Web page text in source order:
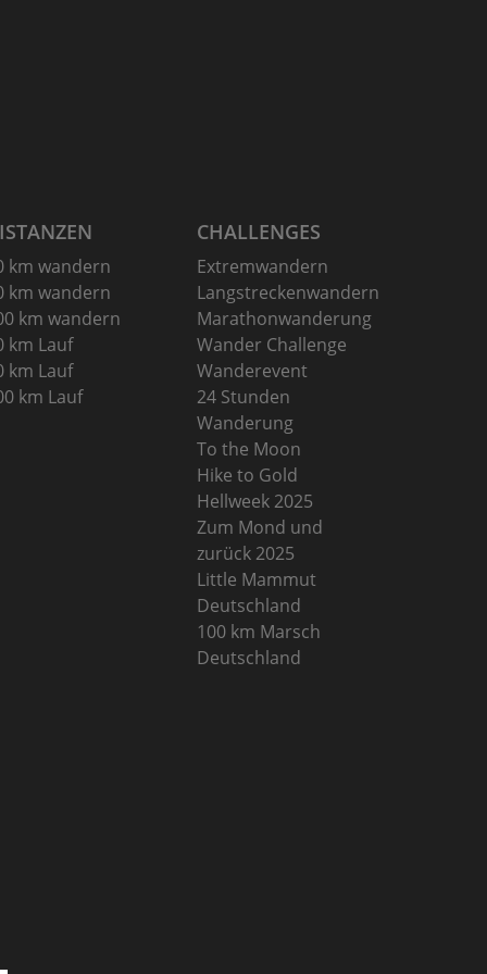
km wandern
km wandern
km wandern
km Lauf
km Lauf
km Lauf
CHALLENGES
Extremwandern
Langstreckenwandern
Marathonwanderung
Wander Challenge
Wanderevent
24 Stunden
Wanderung
To the Moon
Hike to Gold
Hellweek 2025
Zum Mond und
zurück 2025
Little Mammut
Deutschland
100 km Marsch
Deutschland